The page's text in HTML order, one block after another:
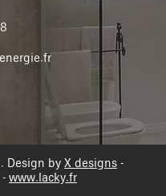
Design by X designs -
www.lacky.fr